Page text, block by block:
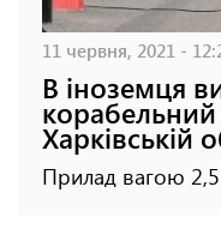
11 червня, 2021 -
В іноземця
Харківській
Прилад вагою 2,5